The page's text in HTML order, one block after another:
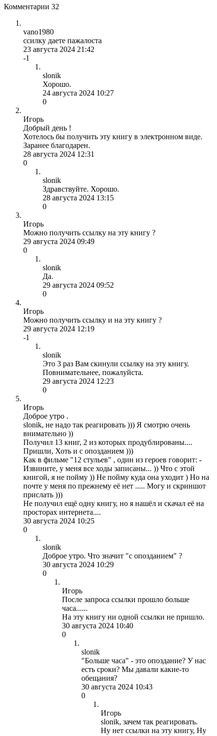
Комментарии 32
vano1980
ссилку даете пажалоста
23 августа 2024 21:42
-1
slonik
Хорошо.
24 августа 2024 10:27
0
Игорь
Добрый день !
Хотелось бы получить эту книгу в электронном виде.
Заранее благодарен.
28 августа 2024 12:31
0
slonik
Здравствуйте. Хорошо.
28 августа 2024 13:15
0
Игорь
Можно получить ссылку на эту книгу ?
29 августа 2024 09:49
0
slonik
Да.
29 августа 2024 09:52
0
Игорь
Можно получить ссылку и на эту книгу ?
29 августа 2024 12:19
-1
slonik
Это 3 раз Вам скинули ссылку на эту книгу.
Повнимательнее, пожалуйста.
29 августа 2024 12:23
0
Игорь
Доброе утро .
slonik, не надо так реагировать ))) Я смотрю очень
внимательно ))
Получил 13 книг, 2 из которых продублированы....
Пришли, Хоть и с опозданием )))
Как в фильме "12 стульев" , один из героев говорит: -
Извините, у меня все ходы записаны... )) Что с этой
книгой, я не пойму )) Не пойму куда она уходит ) Но на
почте у меня по прежнему её нет ..... Могу и скриншот
прислать )))
Не получил ещё одну книгу, но я нашёл и скачал её на
просторах интернета....
30 августа 2024 10:25
0
slonik
Доброе утро. Что значит "с опозданием" ?
30 августа 2024 10:29
0
Игорь
После запроса ссылки прошло больше
часа......
На эту книгу ни одной ссылки не пришло.
30 августа 2024 10:40
0
slonik
"Больше часа" - это опоздание? У нас
есть сроки? Мы давали какие-то
обещания?
30 августа 2024 10:43
0
Игорь
slonik, зачем так реагировать.
Ну нет ссылки на эту книгу, Ну